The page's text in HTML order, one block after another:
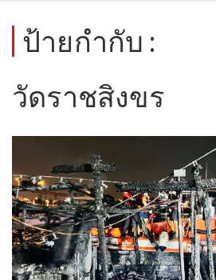
ป้ายกำกับ :
วัดราชสิงขร